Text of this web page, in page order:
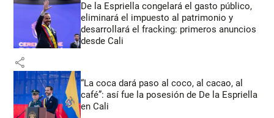
De la Espriella congelará el gasto público,
eliminará el impuesto al patrimonio y
desarrollará el fracking: primeros anuncios
desde Cali
share
“La coca dará paso al coco, al cacao, al
café”: así fue la posesión de De la Espriella
en Cali